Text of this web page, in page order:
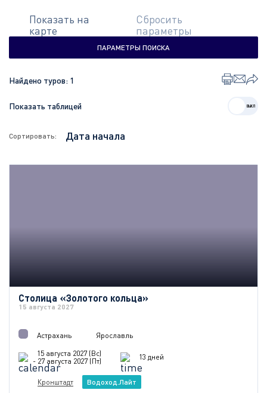
Показать на
карте
Сбросить
параметры
ПАРАМЕТРЫ ПОИСКА
Показать таблицей
Найдено туров: 1
Сортировать:
Столица «Золотого кольца»
15 августа 2027
Астрахань
Ярославль
15 августа 2027 (Вс)
- 27 августа 2027 (Пт)
13 дней
Кронштадт Водоход.Лайт